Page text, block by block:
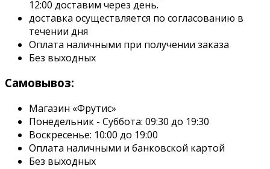
12:00 доставим через день.
доставка осуществляется по согласованию в
течении дня
Оплата наличными при получении заказа
Без выходных
Самовывоз:
Магазин «Фрутис»
Понедельник - Суббота: 09:30 до 19:30
Воскресенье: 10:00 до 19:00
Оплата наличными и банковской картой
Без выходных